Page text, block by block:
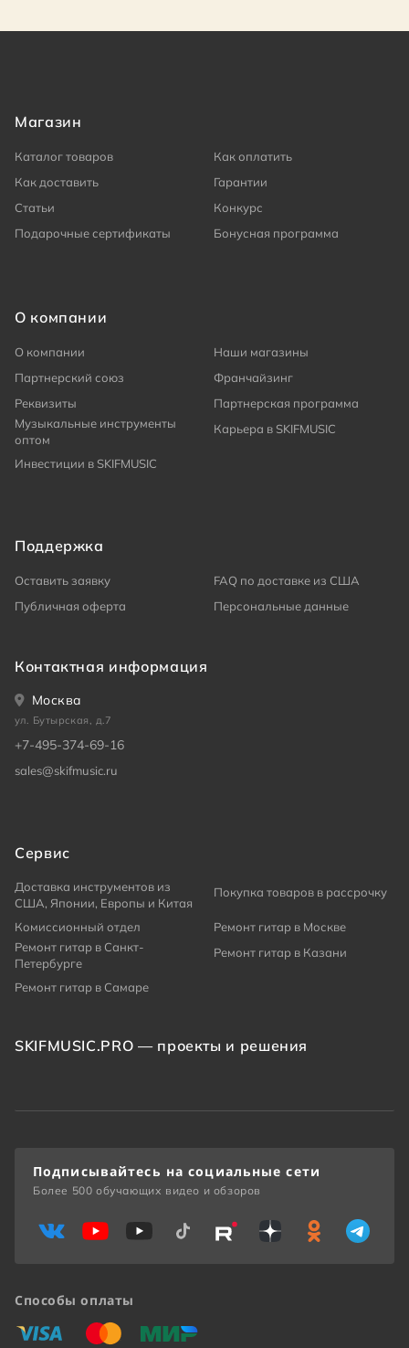
Магазин
Каталог товаров
Как оплатить
Как доставить
Гарантии
Статьи
Конкурс
Подарочные сертификаты
Бонусная программа
О компании
О компании
Наши магазины
Партнерский союз
Франчайзинг
Реквизиты
Партнерская программа
Музыкальные инструменты
оптом
Карьера в SKIFMUSIC
Инвестиции в SKIFMUSIC
Поддержка
Оставить заявку
FAQ по доставке из США
Публичная оферта
Персональные данные
Контактная информация
Москва
ул. Бутырская, д.7
+7-495-374-69-16
sales@skifmusic.ru
Сервис
Доставка инструментов из
США, Японии, Европы и Китая
Покупка товаров в рассрочку
Комиссионный отдел
Ремонт гитар в Москве
Ремонт гитар в Санкт-
Петербурге
Ремонт гитар в Казани
Ремонт гитар в Самаре
SKIFMUSIC.PRO — проекты и решения
Способы оплаты
«Виза» «Мастеркард»
«Мир»
Подписывайтесь на социальные сети
Более 500 обучающих видео и обзоров